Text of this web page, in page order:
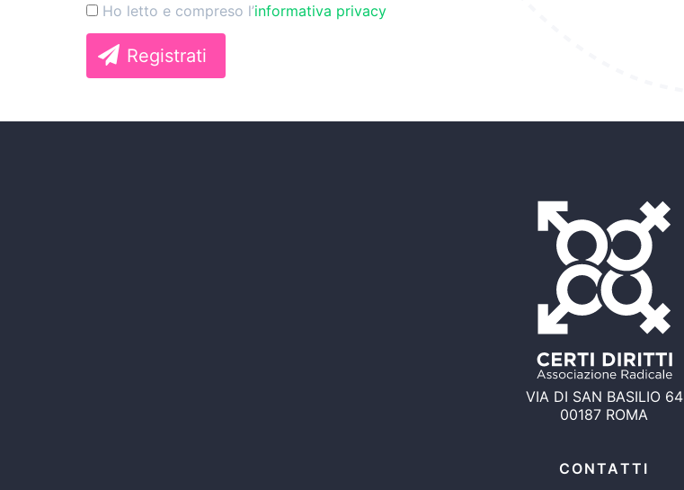
Ho letto e compreso l’informativa privacy
Registrati
VIA DI SAN BASILIO 64
00187 ROMA
CONTATTI